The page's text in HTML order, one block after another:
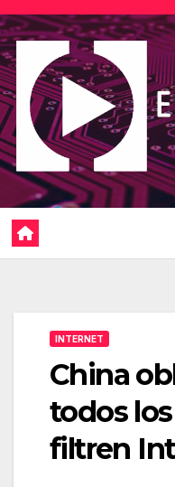
Saltar
al
contenido
INTERNET
China
todos
filtren